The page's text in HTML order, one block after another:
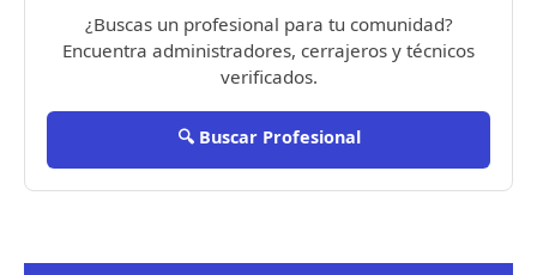
¿Buscas un profesional para tu comunidad?
Encuentra administradores, cerrajeros y técnicos
verificados.
🔍 Buscar Profesional